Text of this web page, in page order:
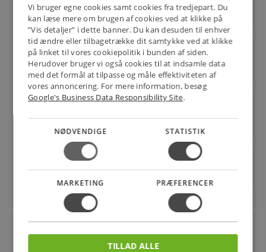
Telekom
tilbehør
Mærker
Vi bruger egne cookies samt cookies fra tredjepart. Du
kan læse mere om brugen af cookies ved at klikke på
”Vis detaljer” i dette banner. Du kan desuden til enhver
tid ændre eller tilbagetrække dit samtykke ved at klikke
på linket til vores cookiepolitik i bunden af siden.
Herudover bruger vi også cookies til at indsamle data
med det formål at tilpasse og måle effektiviteten af
vores annoncering. For mere information, besøg
Google's Business Data Responsibility Site.
NØDVENDIGE STATISTIK
MARKETING PRÆFERENCER
TILLAD ALLE